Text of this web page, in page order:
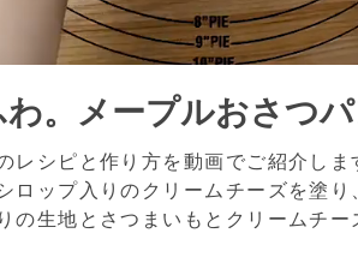
。メープルおさつ
レシピと作り方を動画でご紹介し
ロップ入りのクリームチーズを塗
の生地とさつまいもとクリームチー